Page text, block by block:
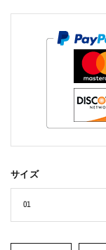
サイズ